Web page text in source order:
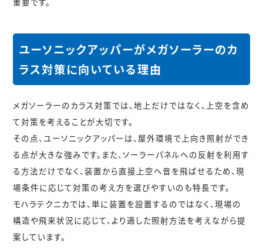
ユーソニックアッパーがメガソーラーのカ
ラス対策に向いている理由
メガソーラーのカラス対策では、地上だけではなく、 上空を含め
て対策を考えることが大切です。
その点、ユーソニックアッパーは、屋外環境で上向き照射ができ
る点が大きな強みです。また、ソーラーパネルへの反射を利用す
る方法だけでなく、装置から直接上空へ音を飛ばせるため、現
場条件に応じて対策の考え方を選びやすいのも特長です。
モハラテクニカでは、単に装置を設置するのではなく、現場の
構造や飛来状況に応じて、より適した照射方法を考えながら提
案しています。